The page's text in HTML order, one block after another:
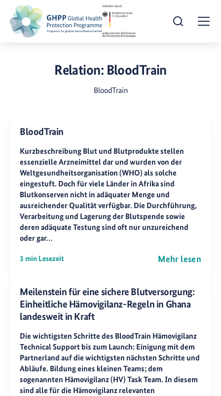
Suche öffnen
Relation: BloodTrain
BloodTrain
BloodTrain
Kurzbeschreibung Blut und Blutprodukte stellen
essenzielle Arzneimittel dar und wurden von der
Weltgesundheitsorganisation (WHO) als solche
eingestuft. Doch für viele Länder in Afrika sind
Blutkonserven nicht in adäquater Menge und
ausreichender Qualität verfügbar. Die Durchführung,
Verarbeitung und Lagerung der Blutspende sowie
deren adäquate Testung sind oft nur unzureichend
oder gar…
3 min Lesezeit Mehr lesen
Meilenstein für eine sichere Blutversorgung:
Einheitliche Hämovigilanz-Regeln in Ghana
landesweit in Kraft
Die wichtigsten Schritte des BloodTrain Hämovigilanz
Technical Support bis zum Launch: Einigung mit dem
Partnerland auf die wichtigsten nächsten Schritte und
Abläufe. Bildung eines kleinen Teams; dem
sogenannten Hämovigilanz (HV) Task Team. In diesem
sind alle für die Hämovigilanz relevanten